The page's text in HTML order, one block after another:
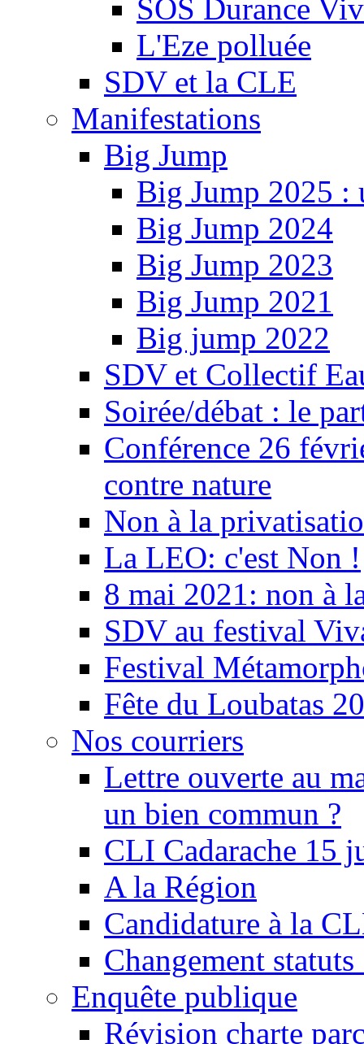
SOS Durance
L'Eze polluée
SDV et la CLE
Manifestations
Big Jump
Big Jump 2025 :
Big Jump 2024
Big Jump 2023
Big Jump 2021
Big jump 2022
SDV et Collectif
Soirée/débat : le
Conférence 26
contre nature
Non à la
La LEO: c'est Non !
8 mai 2021: non à
SDV au festival
Festival
Fête du Loubatas
Nos courriers
Lettre ouverte au
un bien commun ?
CLI Cadarache 15
A la Région
Candidature à la
Changement
Enquête publique
Révision charte